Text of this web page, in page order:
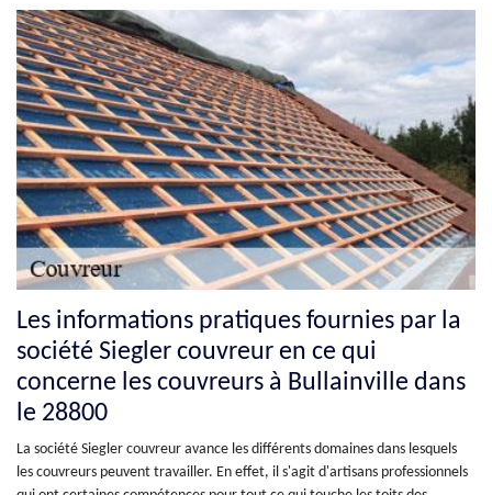
Les informations pratiques fournies par la
société Siegler couvreur en ce qui
concerne les couvreurs à Bullainville dans
le 28800
La société Siegler couvreur avance les différents domaines dans lesquels
les couvreurs peuvent travailler. En effet, il s'agit d'artisans professionnels